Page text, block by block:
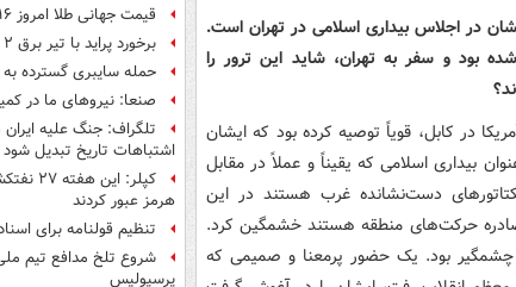
در اجلاس بیداری اسلامی در تهران است.
بود و سفر به تهران، شاید این ترور را
در کابل، قویاً توصیه کرده بود که ایشان
بیداری اسلامی که یقیناً و عملاً در مقابل
دست‌نشانده غرب هستند در این
حرکت‌های منطقه هستند خشمگین کرد.
چشمگیر بود. یک حضور پرمعنا و صمیمی که
قیمت جهانی طلا امروز ۱۶ مرداد
برخورد پراید با تیر برق ۲ فوتی بر جای گذاشت
حمله سایبری گسترده به
صنعا: نیروهای ما در
تلگراف: جنگ علیه
اشتباهات تاریخ تبدیل شود
کپلر:
هرمز عبور کردند
تنظیم قولنامه برای
شروع تلخ مدافع تیم
پرسپولیس